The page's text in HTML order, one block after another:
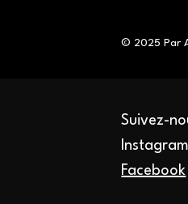
Boulon Pivot S.L.A.T.
Boulons SNO-GO - Tour G4
Ski Arrière - Série GEN
Suivez-
Instagram
Facebook
© 2025 Par